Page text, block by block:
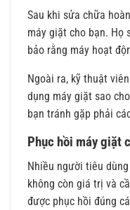
Sau khi sửa chữa
máy giặt cho bạn. Họ
bảo rằng máy hoạt
Ngoài ra, kỹ thuật
dụng máy giặt sao
bạn tránh gặp phải
Phục hồi máy giặt
Nhiều người tiêu
không còn giá trị và
được phục hồi đúng